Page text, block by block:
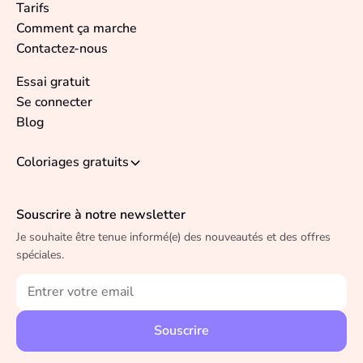
Tarifs
Comment ça marche
Contactez-nous
Essai gratuit
Se connecter
Blog
Souscrire à notre newsletter
Je souhaite être tenue informé(e) des nouveautés et des offres
spéciales.
Coloriages gratuits